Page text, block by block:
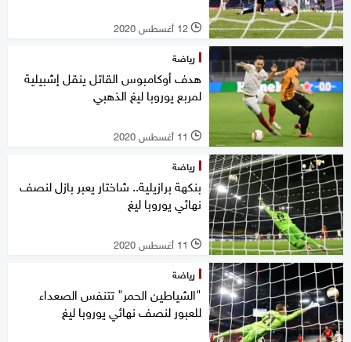
l 12 أغسطس 2020
رياضة
هدف أوكامبوس القاتل ينقل إشبيلية
لمربع يوروبا ليغ الذهبي
l 11 أغسطس 2020
رياضة
بنكهة برازيلية.. شاختار يعبر بازل لنصف
نهائي يوروبا ليغ
l 11 أغسطس 2020
رياضة
"الشياطين الحمر" تتنفس الصعداء
للعبور لنصف نهائي يوروبا ليغ